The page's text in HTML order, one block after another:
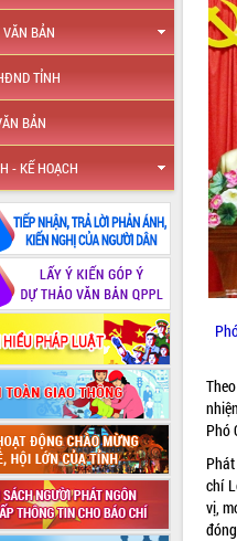
VĂN BẢN
TỈNH
BẢN
- KẾ HOẠCH
Phó
chí
vị,